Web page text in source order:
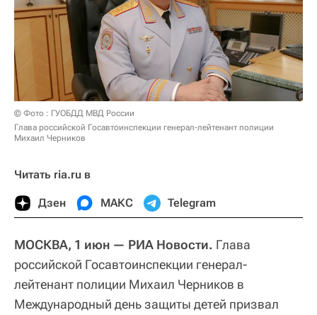
© Фото : ГУОБДД МВД России
Глава российской Госавтоинспекции генерал-лейтенант полиции
Михаил Черников
Читать ria.ru в
Дзен МАКС Telegram
МОСКВА, 1 июн — РИА Новости. Глава
российской Госавтоинспекции генерал-
лейтенант полиции Михаил Черников в
Международный день защиты детей призвал